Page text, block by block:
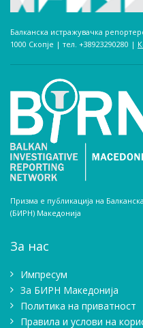
Балканска истражувачка
1000 Скопје | тел. +38923290280­ |
Призма е публикација на
(БИРН) Македонија
За нас
Импресум
Зa БИРН Македонија
Политика на приватност
Правила и услови на